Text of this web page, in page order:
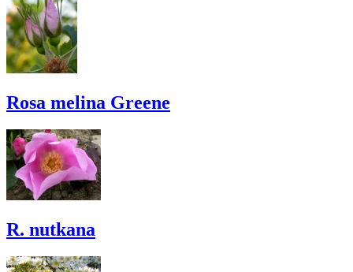
Rosa melina Greene
R. nutkana